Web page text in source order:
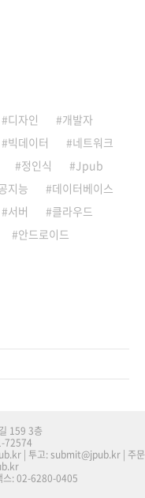
디자인
개발자
빅데이터
네트워크
정인식
Jpub
지능
데이터베이스
서버
클라우드
안드로이드
159 3층
72574
| 투고: submit@jpub.kr | 주문
스: 02-6280-0405